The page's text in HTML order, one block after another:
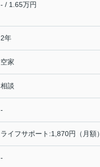
- / 1.65万円
2年
空家
相談
-
ライフサポート:1,870円（月額）
-